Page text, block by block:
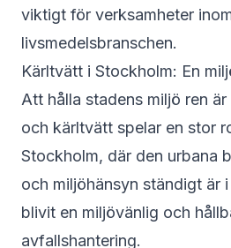
viktigt för verksamheter
livsmedelsbranschen.
Kärltvätt i Stockholm: En
Att hålla stadens miljö ren
och kärltvätt spelar en stor
Stockholm, där den urbana
och miljöhänsyn ständigt är
blivit en miljövänlig och
avfallshantering.